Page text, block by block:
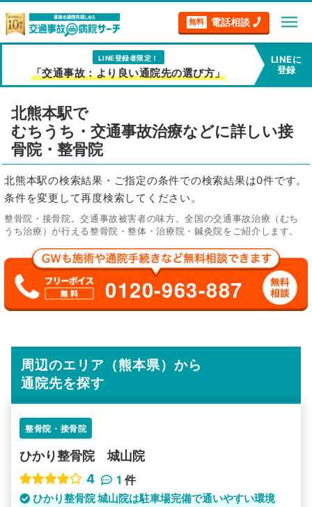
無料 電話相談 menu
LINE登録者限定！
「交通事故：より良い通院先の選び方」
LINEに
登録
北熊本駅で
むちうち・交通事故治療などに詳しい接
骨院・整骨院
北熊本駅の検索結果・ご指定の条件での検索結果は0件です。
条件を変更して再度検索してください。
整骨院・接骨院。交通事故被害者の味方。全国の交通事故治療（むち
うち治療）が行える整骨院・整体・治療院・鍼灸院をご紹介します。
0120-963-887
周辺のエリア（熊本県）から
通院先を探す
整骨院・接骨院
ひかり整骨院 城山院
4
1 件
ひかり整骨院 城山院は駐車場完備で通いやすい環境